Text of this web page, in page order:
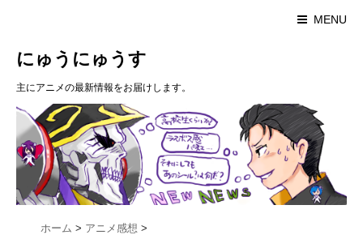
MENU
にゅうにゅうす
主にアニメの最新情報をお届けします。
ホーム > アニメ感想 >